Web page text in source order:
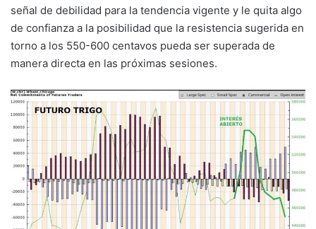
señal de debilidad para la tendencia vigente y le quita algo
de confianza a la posibilidad que la resistencia sugerida en
torno a los 550-600 centavos pueda ser superada de
manera directa en las próximas sesiones.